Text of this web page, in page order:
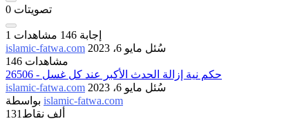
0 تصويتات
1 إجابة 146 مشاهدات
islamic-fatwa.com
سُئل مايو 6، 2023
146 مشاهدات
26506 - حكم نية إزالة الحدث الأكبر عند كل غسل
islamic-fatwa.com
سُئل مايو 6، 2023
islamic-fatwa.com
131ألف نقاط